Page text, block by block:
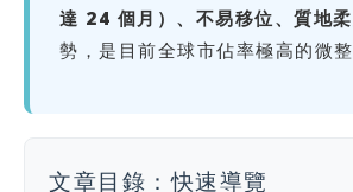
達 24 個月）、不易移位、質地
勢，是目前全球市佔率極高的微整
文章目錄：快速導覽